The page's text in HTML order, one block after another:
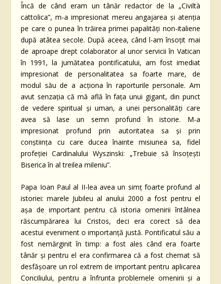
Încă de când eram un tânăr redactor de la „Civiltà
cattolica”, m-a impresionat mereu angajarea și atenția
pe care o punea în trăirea primei papalități non-italiene
după atâtea secole. După aceea, când l-am însoțit mai
de aproape drept colaborator al unor servicii în Vatican
în 1991, la jumătatea pontificatului, am fost imediat
impresionat de personalitatea sa foarte mare, de
modul său de a acționa în raporturile personale. Am
avut senzația că mă află în fața unui gigant, din punct
de vedere spiritual și uman, a unei personalități care
avea să lase un semn profund în istorie. M-a
impresionat profund prin autoritatea sa și prin
conștiința cu care ducea înainte misiunea sa, fidel
profeției Cardinalului Wyszinski: „Trebuie să însoțești
Biserica în al treilea mileniu”.
Papa Ioan Paul al II-lea avea un simț foarte profund al
istoriei: marele Jubileu al anului 2000 a fost pentru el
așa de important pentru că istoria omenirii întâlnea
răscumpărarea lui Cristos, deci era corect să dea
acestui eveniment o importanță justă. Pontificatul său a
fost nemărginit în timp: a fost ales când era foarte
tânăr și pentru el era confirmarea că a fost chemat să
desfășoare un rol extrem de important pentru aplicarea
Conciliului, pentru a înfrunta problemele omenirii și a